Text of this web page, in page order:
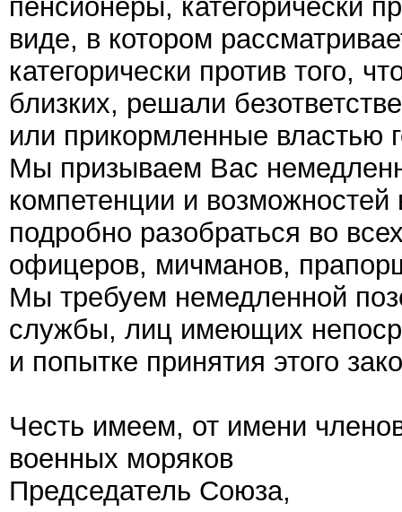
пенсионеры, категорически
виде, в котором
категорически против того,
близких, решали
или прикормленные властью
Мы призываем Вас
компетенции и возможностей
подробно разобраться во
офицеров, мичманов,
Мы требуем немедленной
службы, лиц имеющих
и попытке принятия этого
Честь имеем, от имени
военных моряков
Председатель Союза,